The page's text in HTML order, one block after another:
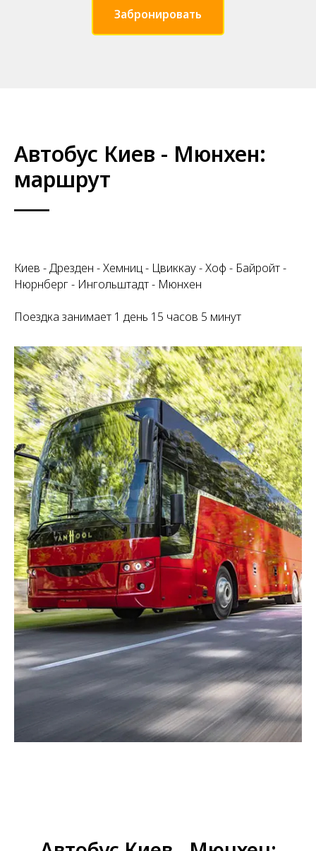
Забронировать
Автобус Киев - Мюнхен:
маршрут
Киев - Дрезден - Хемниц - Цвиккау - Хоф - Байройт -
Нюрнберг - Ингольштадт - Мюнхен
Поездка занимает 1 день 15 часов 5 минут